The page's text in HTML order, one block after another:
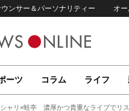
ウンサー＆パーソナリティー オ
ーツ コラム ライフ
ャリ×蛙亭 濃厚かつ貴重なライブでリ